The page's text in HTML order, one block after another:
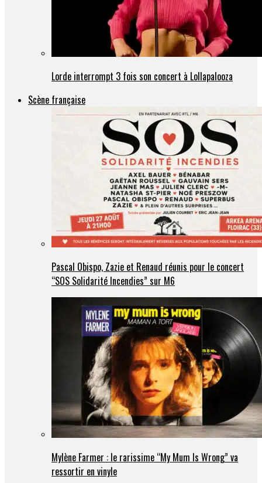
Lorde interrompt 3 fois son concert à Lollapalooza
Scène française
Pascal Obispo, Zazie et Renaud réunis pour le concert
“SOS Solidarité Incendies” sur M6
Mylène Farmer : le rarissime “My Mum Is Wrong” va
ressortir en vinyle